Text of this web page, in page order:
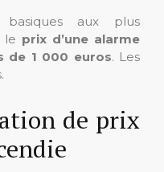
aux plus
le prix d’une alarme
de 1 000 euros. Les
de prix